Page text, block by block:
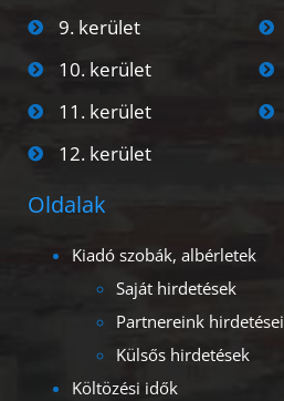
9. kerület
10. kerület
11. kerület
12. kerület
Oldalak
Kiadó szobák, albérletek
Saját hirdetések
Partnereink hirdetései
Külsős hirdetések
Költözési idők